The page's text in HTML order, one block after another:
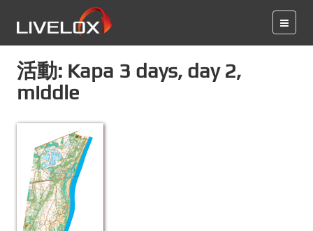
活動: Kapa 3 days, day 2,
middle